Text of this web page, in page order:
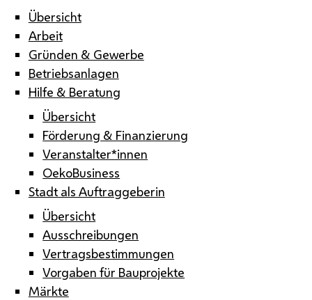
Übersicht
Arbeit
Gründen & Gewerbe
Betriebsanlagen
Hilfe & Beratung
Übersicht
Förderung & Finanzierung
Veranstalter*innen
OekoBusiness
Stadt als Auftraggeberin
Übersicht
Ausschreibungen
Vertragsbestimmungen
Vorgaben für Bauprojekte
Märkte